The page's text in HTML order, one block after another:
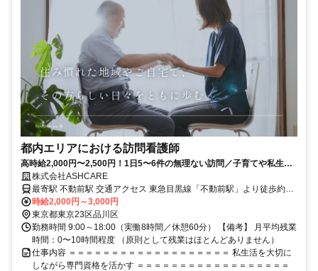
都内エリアにおける訪問看護師
高時給2,000円〜2,500円！1日5〜6件の無理ない訪問／子育てや私生活
と両立しやすいシフト制
株式会社ASHCARE
最寄駅 不動前駅 交通アクセス 東急目黒線「不動前駅」より徒歩約3
分
時給2,000円～3,000円
東京都東京23区品川区
勤務時間 9:00～18:00（実働8時間／休憩60分） 【備考】 月平均残業
時間：0〜10時間程度 （原則として残業はほとんどありません）
仕事内容 ＝＝＝＝＝＝＝＝＝＝＝＝＝＝＝＝＝＝＝ 私生活を大切に
しながら専門資格を活かす ＝＝＝＝＝＝＝＝＝＝＝＝＝＝＝＝＝＝